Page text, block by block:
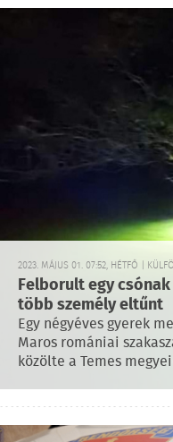
2023. MÁJUS 01. 07:52, HÉTFŐ |
Felborult egy
több személy eltűnt
Egy négyéves gyerek
Maros romániai
közölte a Temes